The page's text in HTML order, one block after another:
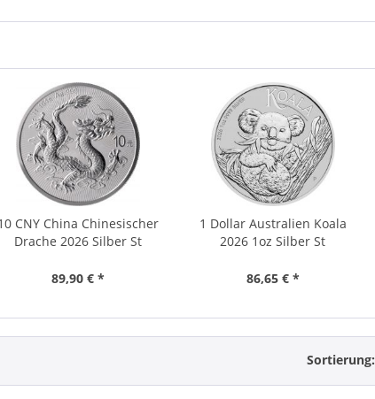
CNY China Chinesischer
Drache 2026 Silber St
89,90 € *
1 Dollar Australien Koala
2026 1oz Silber St
86,65 € *
Sortierung: